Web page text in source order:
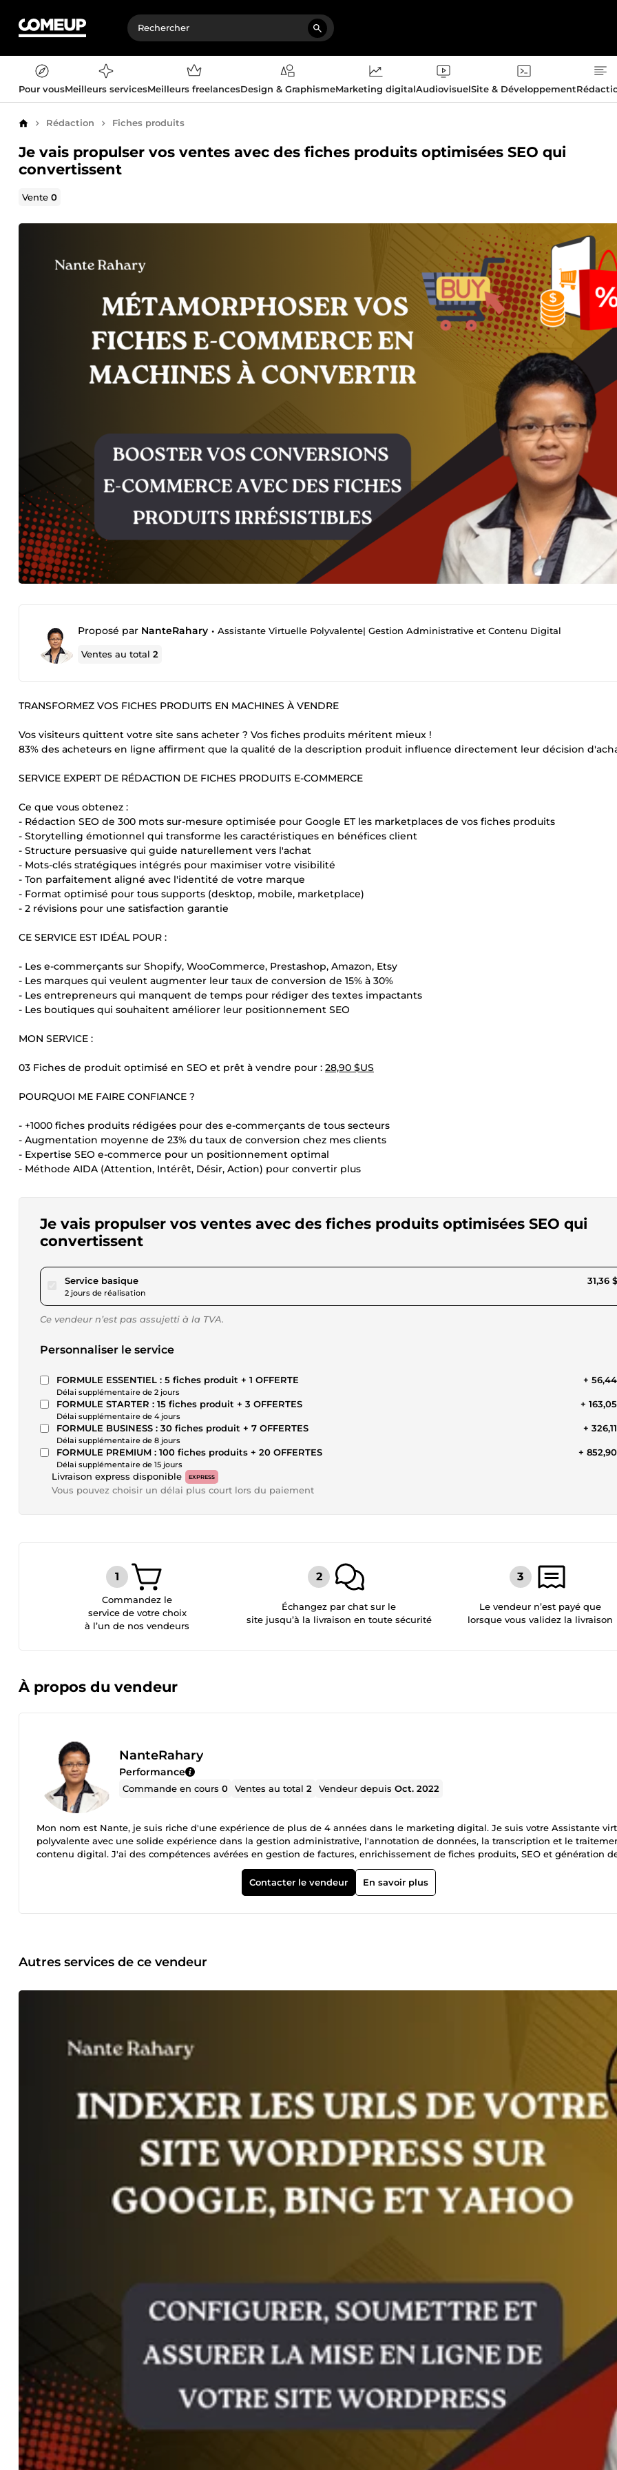
Pour vousMeilleurs servicesMeilleurs freelancesDesign & GraphismeMarketing digitalAudiovisuelSite & Développement
AccueilRédaction Fiches produits
Je vais propulser vos ventes avec des fiches produits optimisées SEO qui
convertissent
Vente0
Proposé par NanteRahary • Assistante Virtuelle Polyvalente| Gestion Administrative et Contenu Digital
Ventes au total2
TRANSFORMEZ VOS FICHES PRODUITS EN MACHINES À VENDRE
Vos visiteurs quittent votre site sans acheter ? Vos fiches produits méritent mieux !
83% des acheteurs en ligne affirment que la qualité de la description produit influence directement leur décision
SERVICE EXPERT DE RÉDACTION DE FICHES PRODUITS E-COMMERCE
Ce que vous obtenez :
- Rédaction SEO de 300 mots sur-mesure optimisée pour Google ET les marketplaces de vos fiches produits
- Storytelling émotionnel qui transforme les caractéristiques en bénéfices client
- Structure persuasive qui guide naturellement vers l'achat
- Mots-clés stratégiques intégrés pour maximiser votre visibilité
- Ton parfaitement aligné avec l'identité de votre marque
- Format optimisé pour tous supports (desktop, mobile, marketplace)
- 2 révisions pour une satisfaction garantie
CE SERVICE EST IDÉAL POUR :
- Les e-commerçants sur Shopify, WooCommerce, Prestashop, Amazon, Etsy
- Les marques qui veulent augmenter leur taux de conversion de 15% à 30%
- Les entrepreneurs qui manquent de temps pour rédiger des textes impactants
- Les boutiques qui souhaitent améliorer leur positionnement SEO
MON SERVICE :
03 Fiches de produit optimisé en SEO et prêt à vendre pour : 28,90 $US
POURQUOI ME FAIRE CONFIANCE ?
- +1000 fiches produits rédigées pour des e-commerçants de tous secteurs
- Augmentation moyenne de 23% du taux de conversion chez mes clients
- Expertise SEO e-commerce pour un positionnement optimal
- Méthode AIDA (Attention, Intérêt, Désir, Action) pour convertir plus
Je vais propulser vos ventes avec des fiches produits optimisées SEO qui
convertissent
Service basiquepour 28,90 $US
2 jours de réalisation
31,36
Ce vendeur n’est pas assujetti à la TVA.
Personnaliser le service
FORMULE ESSENTIEL : 5 fiches produit + 1 OFFERTE
Délai supplémentaire de 2 jours
+
FORMULE STARTER : 15 fiches produit + 3 OFFERTES
Délai supplémentaire de 4 jours
+
FORMULE BUSINESS : 30 fiches produit + 7 OFFERTES
Délai supplémentaire de 8 jours
+
FORMULE PREMIUM : 100 fiches produits + 20 OFFERTES
Délai supplémentaire de 15 jours
+
Livraison express disponible EXPRESS
Vous pouvez choisir un délai plus court lors du paiement
Commandez le
service de votre choix
à l’un de nos vendeurs
Échangez par chat sur le
site jusqu’à la livraison en toute sécurité
Le vendeur n’est payé que
lorsque vous validez la livraison
À propos du vendeur
NanteRahary
Performance
Commande en cours0 Ventes au total2 Vendeur depuisOct. 2022
Mon nom est Nante, je suis riche d'une expérience de plus de 4 années dans le marketing digital. Je suis votre Assistante
polyvalente avec une solide expérience dans la gestion administrative, l'annotation de données, la transcription et le
contenu digital. J'ai des compétences avérées en gestion de factures, enrichissement de fiches produits, SEO et génération
leads. Dotée d’une organisation impeccable et d’un excellent niveau d’anglais, je propose des solutions efficaces et adaptées
Contacter le vendeur En savoir plus
Autres services de ce vendeur